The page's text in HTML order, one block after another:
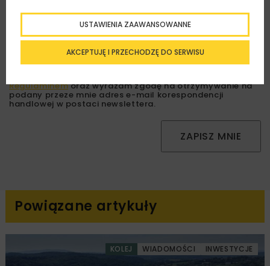
dedykowane akcje specjalne.
Regulaminemoraz wyrażam zgodę na otrzymywanie na
podany przeze mnie adres e-mail korespondencji
handlowej w postaci newslettera.
ZAPISZ MNIE
Powiązane artykuły
KOLEJ WIADOMOŚCI INWESTYCJE
AKCEPTUJĘ I PRZECHODZĘ DO SERWISU
USTAWIENIA ZAAWANSOWANNE